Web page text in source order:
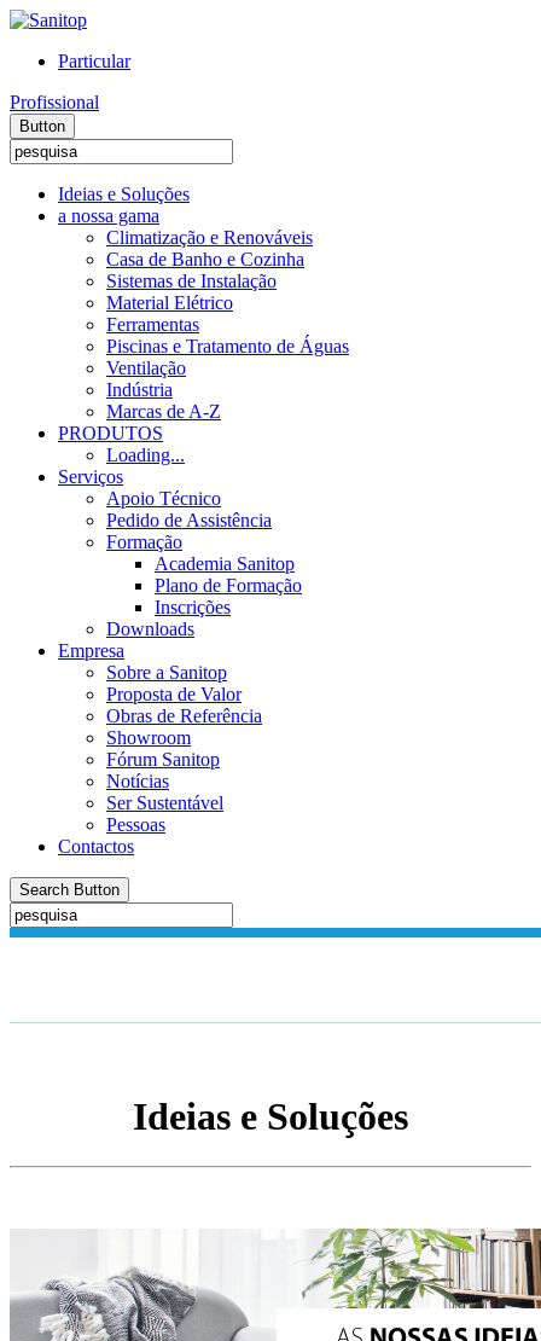
Particular
Profissional
Button
Ideias e Soluções
a nossa gama
Climatização e Renováveis
Casa de Banho e Cozinha
Sistemas de Instalação
Material Elétrico
Ferramentas
Piscinas e Tratamento de Águas
Ventilação
Indústria
Marcas de A-Z
PRODUTOS
Loading...
Serviços
Apoio Técnico
Pedido de Assistência
Formação
Academia Sanitop
Plano de Formação
Inscrições
Downloads
Empresa
Sobre a Sanitop
Proposta de Valor
Obras de Referência
Showroom
Fórum Sanitop
Notícias
Ser Sustentável
Pessoas
Contactos
Search Button
Ideias e Soluções